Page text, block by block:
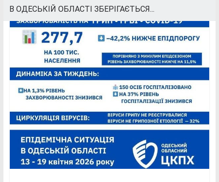
В ОДЕСЬКІЙ ОБЛАСТІ ЗБЕРІГАЄТЬСЯ...